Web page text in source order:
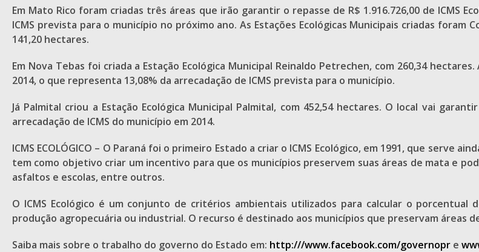
Em Mato Rico foram criadas três áreas que irão garantir o repasse de R$ 1.916.726,00 de ICMS
ICMS prevista para o município no próximo ano. As Estações Ecológicas Municipais criadas foram
141,20 hectares.
Em Nova Tebas foi criada a Estação Ecológica Municipal Reinaldo Petrechen, com 260,34
2014, o que representa 13,08% da arrecadação de ICMS prevista para o município.
Já Palmital criou a Estação Ecológica Municipal Palmital, com 452,54 hectares. O local vai
arrecadação de ICMS do município em 2014.
ICMS ECOLÓGICO – O Paraná foi o primeiro Estado a criar o ICMS Ecológico, em 1991, que serve
tem como objetivo criar um incentivo para que os municípios preservem suas áreas de mata e
asfaltos e escolas, entre outros.
O ICMS Ecológico é um conjunto de critérios ambientais utilizados para calcular o
produção agropecuária ou industrial. O recurso é destinado aos municípios que preservam áreas
Saiba mais sobre o trabalho do governo do Estado em: http:///www.facebook.com/governopr e